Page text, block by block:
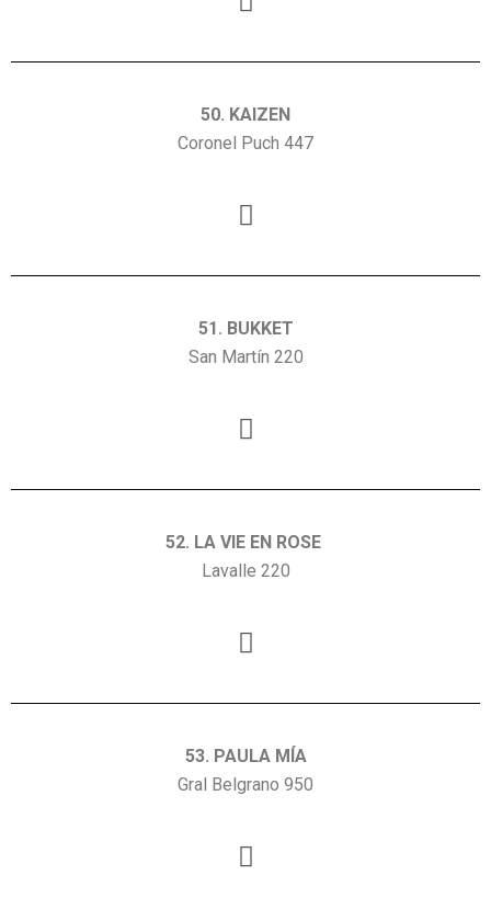
50. KAIZEN
Coronel Puch 447
51. BUKKET
San Martín 220
52. LA VIE EN ROSE
Lavalle 220
53. PAULA MÍA
Gral Belgrano 950